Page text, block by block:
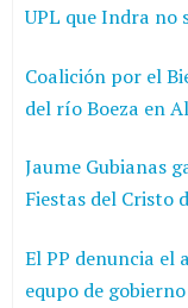
UPL que Indra no
Coalición por el
del río Boeza en
Jaume Gubianas
Fiestas del Cristo
El PP denuncia el
equpo de